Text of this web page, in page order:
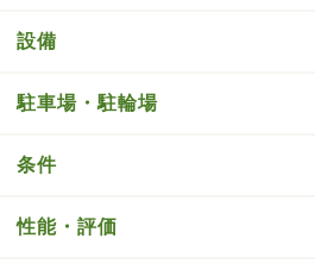
設備
駐車場・駐輪場
条件
性能・評価